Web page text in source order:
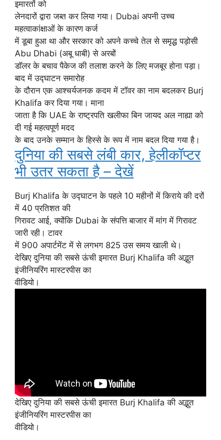
इमारतों को
लेनदारों द्वारा जब्त कर लिया गया। Dubai अपनी उच्च
महत्वाकांक्षाओं के कारण कर्ज
में डूबा हुआ था और सरकार को अपने कच्चे तेल से समृद्ध पड़ोसी
Abu Dhabi (अबू धाबी) से अरबों
डॉलर के बचाव पैकेज की तलाश करने के लिए मजबूर होना पड़ा।
बाद में उद्घाटन समारोह
के दौरान एक आश्चर्यजनक कदम में टॉवर का नाम बदलकर Burj
Khalifa कर दिया गया। माना
जाता है कि UAE के राष्ट्रपति खलीफा बिन जायद अल नाह्या को
दी गई महत्वपूर्ण मदद
के बाद उनके सम्मान के हिस्से के रूप में नाम बदल दिया गया है।
दुनिया की सबसे लंबी कार, हेलीकॉप्टर
भी उतर सकता है – देखें
Burj Khalifa के उद्घाटन के पहले 10 महीनों में किराये की दरों
में 40 प्रतिशत की
गिरावट आई, क्योंकि Dubai के संपत्ति बाजार में मांग में गिरावट
जारी रही। टावर
में 900 अपार्टमेंट में से लगभग 825 उस समय खाली थे।
देखिए दुनिया की सबसे ऊंची इमारत Burj Khalifa की अद्भुत
इंजीनियरिंग मास्टरपीस का
वीडियो।
देखिए दुनिया की सबसे ऊंची इमारत Burj Khalifa की अद्भुत
इंजीनियरिंग मास्टरपीस का
वीडियो।